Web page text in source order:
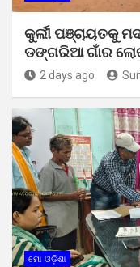
କୁର୍ଲୀ ପଞ୍ଚାୟତକୁ
ଡଙ୍ଗରିଆ ଗାଁର
2 days ago
ମୋ ଓଡ଼ିଶା